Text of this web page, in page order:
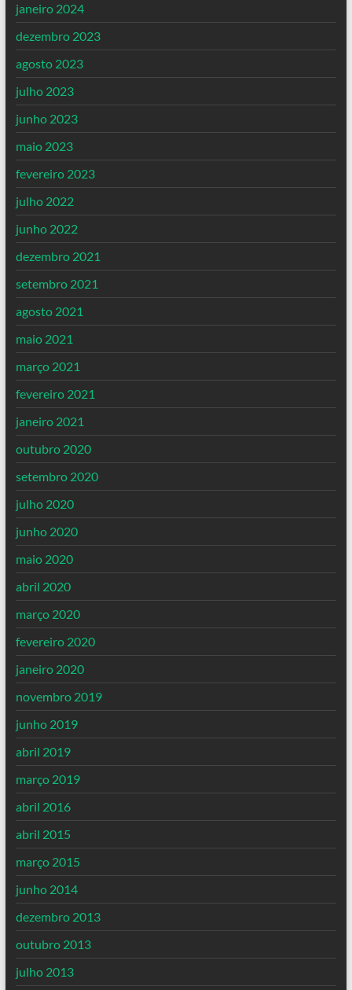
janeiro 2024
dezembro 2023
agosto 2023
julho 2023
junho 2023
maio 2023
fevereiro 2023
julho 2022
junho 2022
dezembro 2021
setembro 2021
agosto 2021
maio 2021
março 2021
fevereiro 2021
janeiro 2021
outubro 2020
setembro 2020
julho 2020
junho 2020
maio 2020
abril 2020
março 2020
fevereiro 2020
janeiro 2020
novembro 2019
junho 2019
abril 2019
março 2019
abril 2016
abril 2015
março 2015
junho 2014
dezembro 2013
outubro 2013
julho 2013